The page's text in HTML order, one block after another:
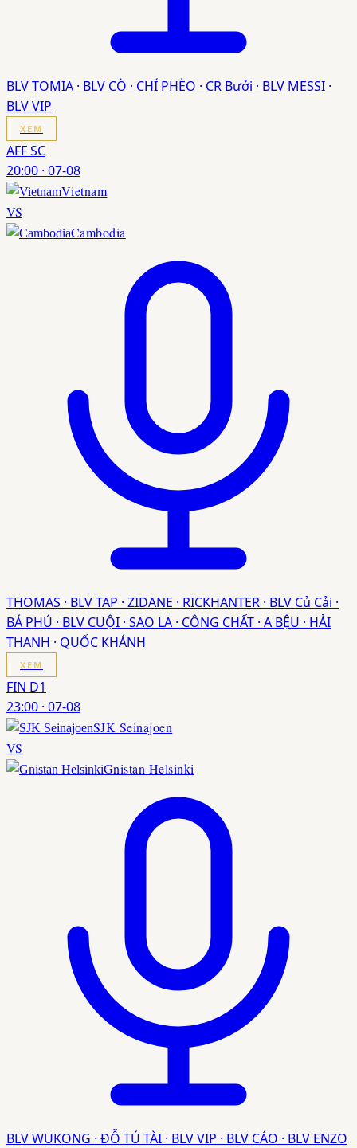
BLV TOMIA · BLV CÒ · CHÍ PHÈO · CR Bưởi · BLV MESSI ·
BLV VIP
XEM
AFF SC
20:00 · 07-08
Vietnam
VS
Cambodia
THOMAS · BLV TAP · ZIDANE · RICKHANTER · BLV Củ Cải ·
BÁ PHÚ · BLV CUỘI · SAO LA · CÔNG CHẤT · A BỆU · HẢI
THANH · QUỐC KHÁNH
XEM
FIN D1
23:00 · 07-08
SJK Seinajoen
VS
Gnistan Helsinki
BLV WUKONG · ĐỖ TÚ TÀI · BLV VIP · BLV CÁO · BLV ENZO